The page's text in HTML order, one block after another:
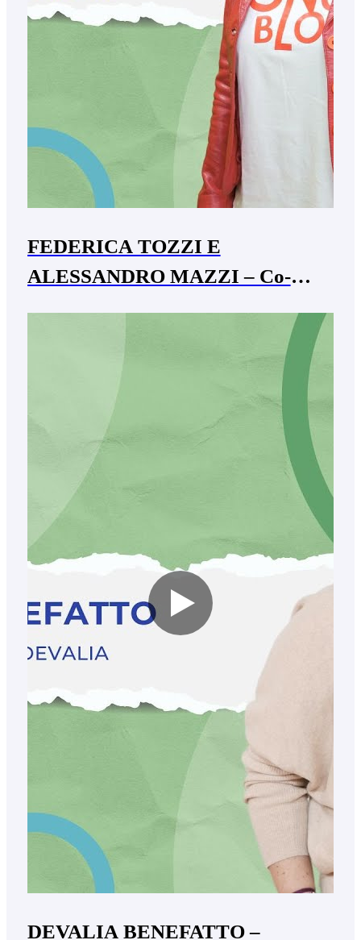
FEDERICA TOZZI E
ALESSANDRO MAZZI – Co-
DEVALIA BENEFATTO –